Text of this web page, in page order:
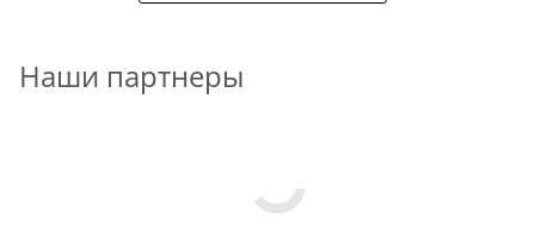
Технические
характеристики
забора в Одинцово, потенциальному клиенту
компании стоит ознакомиться с его основными
Наши партнеры